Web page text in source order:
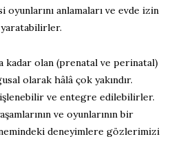
oyunlarını anlamaları ve evde izin
kadar olan (prenatal ve perinatal)
olarak hâlâ çok yakındır.
işlenebilir ve entegre edilebilirler.
ve oyunlarının bir
deneyimlere gözlerimizi